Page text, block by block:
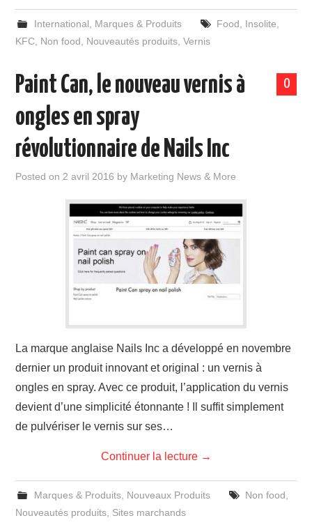
International Marques & Produits Food Insolite
KFC Non food Nouveautés produits ,Vernis
0
Paint Can, le nouveau vernis à
ongles en spray
révolutionnaire de Nails Inc
Posted on 2 avril 2016 by Marketing News & More
La marque anglaise Nails Inc a développé en novembre
dernier un produit innovant et original : un vernis à
ongles en spray. Avec ce produit, l’application du vernis
devient d’une simplicité étonnante ! Il suffit simplement
de pulvériser le vernis sur ses…
Continuer la lecture →
Marques & Produits, Nouveaux Produits Non food
Nouveautés produits Sites marchands